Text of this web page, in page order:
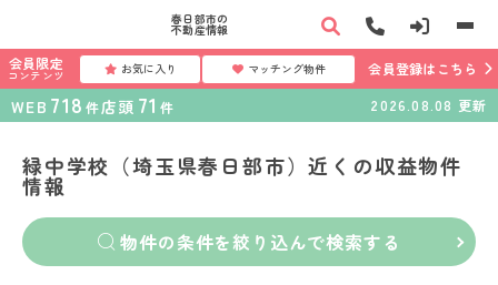
春日部市の
不動産情報
会員限定
コンテンツ お気に入り マッチング物件 会員登録はこちら
WEB 718 件店頭 71 件 2026.08.08 更新
緑中学校（埼玉県春日部市）近くの収益物件
情報
物件の条件を絞り込んで検索する